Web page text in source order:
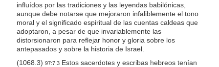
influídos por las tradiciones y las leyendas babilónicas,
aunque debe notarse que mejoraron infaliblemente el tono
moral y el significado espiritual de las cuentas caldeas que
adoptaron, a pesar de que invariablemente las
distorsionaron para reflejar honor y gloria sobre los
antepasados y sobre la historia de Israel.
(1068.3) 97:7.3Estos sacerdotes y escribas hebreos tenían